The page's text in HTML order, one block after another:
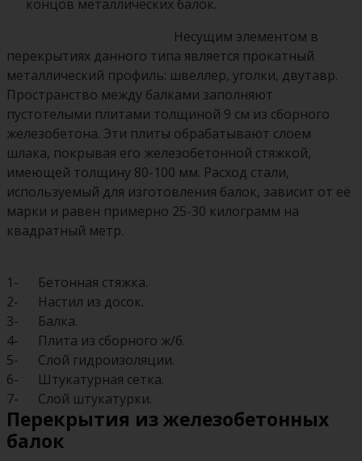
концов металлических балок.
Несущим элементом в
перекрытиях данного типа является прокатный
металлический профиль: швеллер, уголки, двутавр.
Пространство между балками заполняют
пустотелыми плитами толщиной 9 cм из сборного
железобетона. Эти плиты обрабатывают слоем
шлака, покрывая его железобетонной стяжкой,
имеющей толщину 80-100 мм. Расход стали,
используемый для изготовления балок, зависит от её
марки и равен примерно 25-30 килограмм на
квадратный метр.
1- Бетонная стяжка.
2- Настил из досок.
3- Балка.
4- Плита из сборного ж/б.
5- Слой гидроизоляции.
6- Штукатурная сетка.
7- Слой штукатурки.
Перекрытия из железобетонных
балок